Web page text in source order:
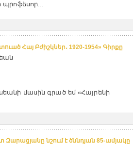
պրոֆեսոր...
Հայ Բժիշկներ․ 1920-1954» Գիրքը
մասին գրած եմ «Հայրենի
նշում է ծննդյան 85-ամյակը